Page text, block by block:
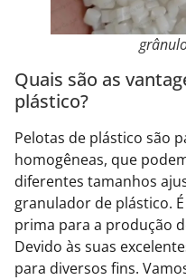
Quais são as
plástico?
Pelotas de plástico são
homogêneas, que
diferentes tamanhos
granulador de plástico.
prima para a produção
Devido às suas
para diversos fins.